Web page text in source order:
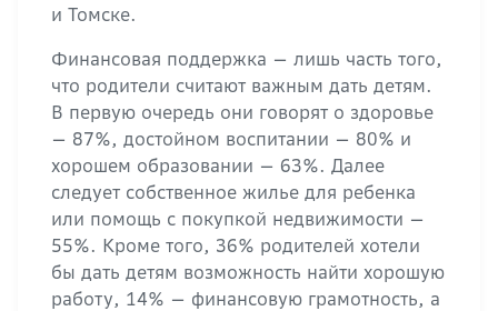
и Томске.
Финансовая поддержка — лишь часть того,
что родители считают важным дать детям.
В первую очередь они говорят о здоровье
— 87%, достойном воспитании — 80% и
хорошем образовании — 63%. Далее
следует собственное жилье для ребенка
или помощь с покупкой недвижимости —
55%. Кроме того, 36% родителей хотели
бы дать детям возможность найти хорошую
работу, 14% — финансовую грамотность, а